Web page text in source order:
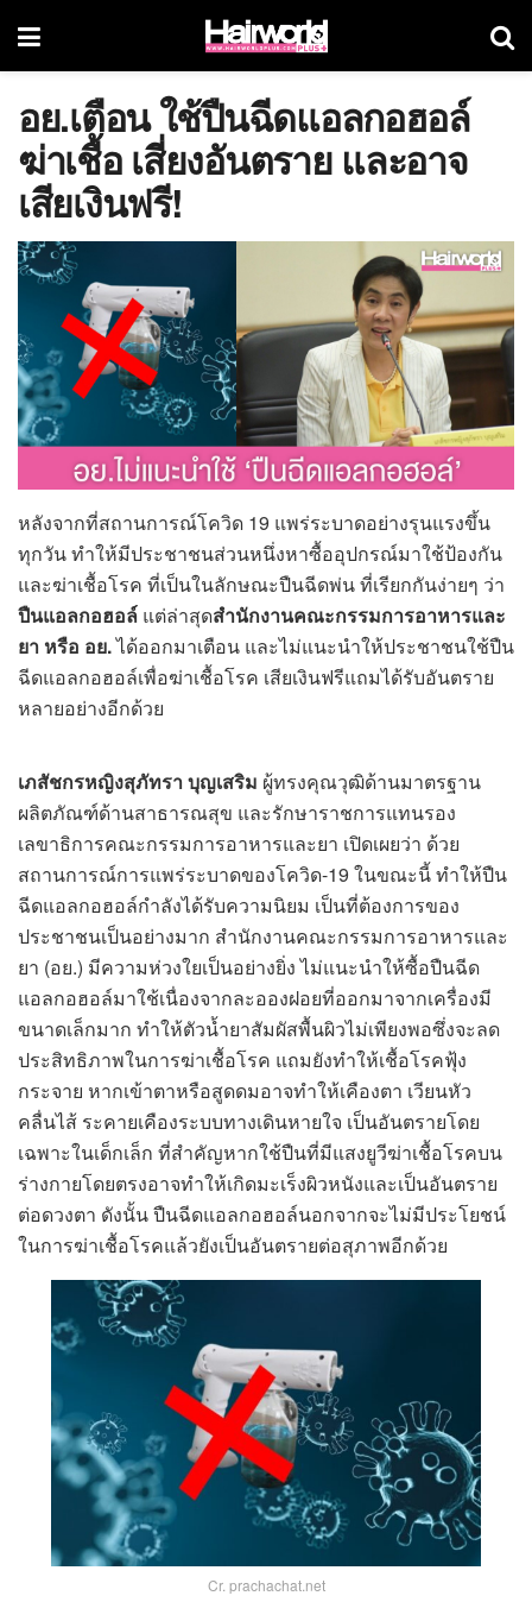
อย.เตือน ใช้ปืนฉีดแอลกอฮอล์
ฆ่าเชื้อ เสี่ยงอันตราย และอาจ
เสียเงินฟรี!
หลังจากที่สถานการณ์โควิด 19 แพร่ระบาดอย่างรุนแรงขึ้น
ทุกวัน ทำให้มีประชาชนส่วนหนึ่งหาซื้ออุปกรณ์มาใช้ป้องกัน
และฆ่าเชื้อโรค ที่เป็นในลักษณะปืนฉีดพ่น ที่เรียกกันง่ายๆ ว่า
ปืนแอลกอฮอล์ แต่ล่าสุดสำนักงานคณะกรรมการอาหารและ
ยา หรือ อย.ได้ออกมาเตือน และไม่แนะนำให้ประชาชนใช้ปืน
ฉีดแอลกอฮอล์เพื่อฆ่าเชื้อโรค เสียเงินฟรีแถมได้รับอันตราย
หลายอย่างอีกด้วย
เภสัชกรหญิงสุภัทรา บุญเสริม ผู้ทรงคุณวุฒิด้านมาตรฐาน
ผลิตภัณฑ์ด้านสาธารณสุข และรักษาราชการแทนรอง
เลขาธิการคณะกรรมการอาหารและยา เปิดเผยว่า ด้วย
สถานการณ์การแพร่ระบาดของโควิด-19 ในขณะนี้ ทำให้ปืน
ฉีดแอลกอฮอล์กำลังได้รับความนิยม เป็นที่ต้องการของ
ประชาชนเป็นอย่างมาก สำนักงานคณะกรรมการอาหารและ
ยา (อย.) มีความห่วงใยเป็นอย่างยิ่ง ไม่แนะนำให้ซื้อปืนฉีด
แอลกอฮอล์มาใช้เนื่องจากละอองฝอยที่ออกมาจากเครื่องมี
ขนาดเล็กมาก ทำให้ตัวน้ำยาสัมผัสพื้นผิวไม่เพียงพอซึ่งจะลด
ประสิทธิภาพในการฆ่าเชื้อโรค แถมยังทำให้เชื้อโรคฟุ้ง
กระจาย หากเข้าตาหรือสูดดมอาจทำให้เคืองตา เวียนหัว
คลื่นไส้ ระคายเคืองระบบทางเดินหายใจ เป็นอันตรายโดย
เฉพาะในเด็กเล็ก ที่สำคัญหากใช้ปืนที่มีแสงยูวีฆ่าเชื้อโรคบน
ร่างกายโดยตรงอาจทำให้เกิดมะเร็งผิวหนังและเป็นอันตราย
ต่อดวงตา ดังนั้น ปืนฉีดแอลกอฮอล์นอกจากจะไม่มีประโยชน์
ในการฆ่าเชื้อโรคแล้วยังเป็นอันตรายต่อสุภาพอีกด้วย
Cr. prachachat.net